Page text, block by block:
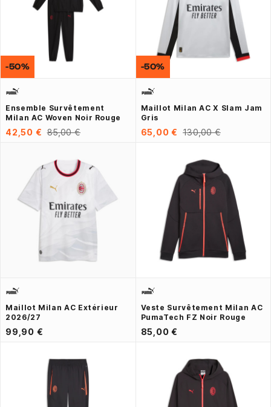
Ensemble Survêtement
Milan AC Woven Noir Rouge
42,50 € 85,00 €
-50%
Maillot Milan AC X Slam Jam
Gris
65,00 € 130,00 €
-50%
Maillot Milan AC Extérieur
2026/27
99,90 €
Veste Survêtement Milan AC
PumaTech FZ Noir Rouge
85,00 €